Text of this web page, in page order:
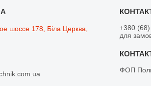
шоссе 178, Біла Церква,
+380
для
ФОП